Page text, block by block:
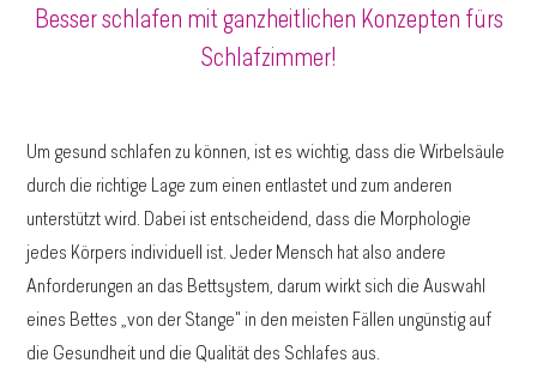
Besser schlafen mit ganzheitlichen Konzepten fürs
Schlafzimmer!
Um gesund schlafen zu können, ist es wichtig, dass die Wirbelsäule
durch die richtige Lage zum einen entlastet und zum anderen
unterstützt wird. Dabei ist entscheidend, dass die Morphologie
jedes Körpers individuell ist. Jeder Mensch hat also andere
Anforderungen an das Bettsystem, darum wirkt sich die Auswahl
eines Bettes „von der Stange" in den meisten Fällen ungünstig auf
die Gesundheit und die Qualität des Schlafes aus.